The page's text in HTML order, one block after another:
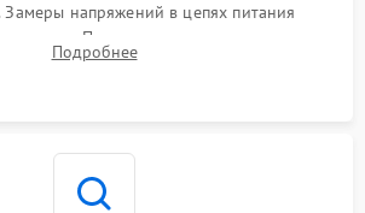
Замеры напряжений в цепях питания
Проверка состояния жесткого
памяти с помощью POST-карт и
Подробнее